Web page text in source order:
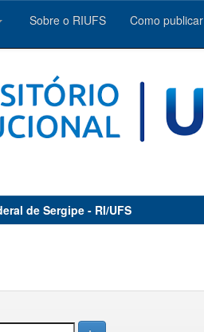
Sobre o RIUFS Como publicar
de Sergipe - RI/UFS